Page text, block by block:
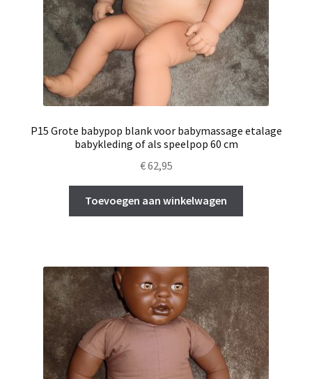
P15 Grote babypop blank voor babymassage etalage
babykleding of als speelpop 60 cm
€62,95
Toevoegen aan winkelwagen